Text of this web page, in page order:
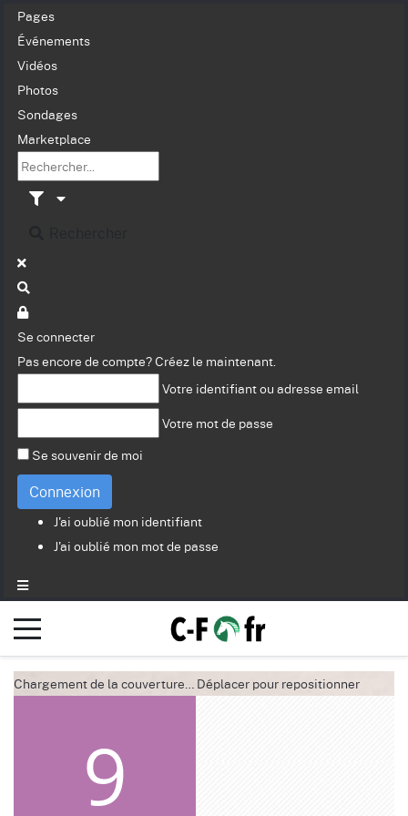
Pages
Événements
Vidéos
Photos
Sondages
Marketplace
Se connecter
Pas encore de compte? Créez le maintenant.
Votre identifiant ou adresse email
Votre mot de passe
Se souvenir de moi
Connexion
J'ai oublié mon identifiant
J'ai oublié mon mot de passe
Chargement de la couverture… Déplacer pour repositionner